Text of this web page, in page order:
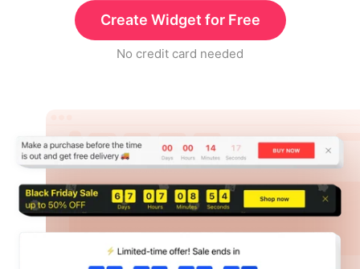
Create Widget for Free
No credit card needed